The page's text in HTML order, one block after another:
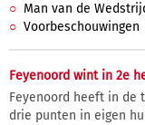
Man van de
Voorbeschouwingen
Feyenoord wint in 2e
Feyenoord heeft in de
drie punten in eigen